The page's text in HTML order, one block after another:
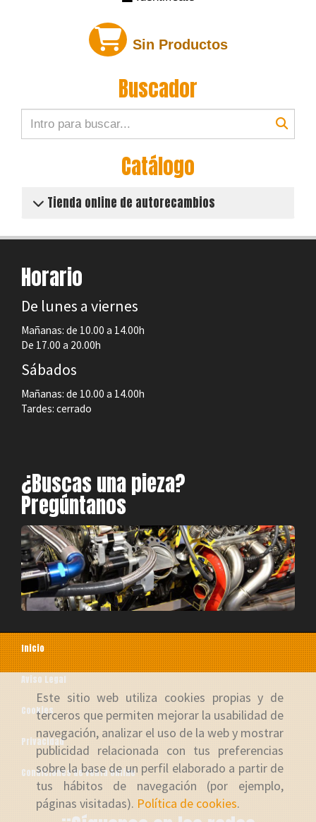
Este sitio web utiliza cookies propias y de
terceros que permiten mejorar la usabilidad de
navegación, analizar el uso de la web y mostrar
publicidad relacionada con tus preferencias
sobre la base de un perfil elaborado a partir de
tus hábitos de navegación (por ejemplo,
páginas visitadas). Política de cookies.
Sin Productos
Buscador
Catálogo
Tienda online de autorecambios
Horario
De lunes a viernes
Mañanas: de 10.00 a 14.00h
De 17.00 a 20.00h
Sábados
Mañanas: de 10.00 a 14.00h
Tardes: cerrado
¿Buscas una pieza?
Pregúntanos
Inicio
Aviso Legal
Cookies
Privacidad
Condiciones de venta online